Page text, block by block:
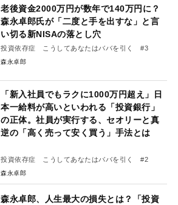
老後資金2000万円が数年で140万円に？
森永卓郎氏が「二度と手を出すな」と言
い切る新NISAの落とし穴
投資依存症 こうしてあなたはババを引く #3
森永卓郎
「新入社員でもラクに1000万円超え」日
本一給料が高いといわれる「投資銀行」
の正体。社員が実行する、セオリーと真
逆の「高く売って安く買う」手法とは
投資依存症 こうしてあなたはババを引く #2
森永卓郎
森永卓郎、人生最大の損失とは？「投資